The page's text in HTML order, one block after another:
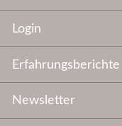
Login
Erfahrungsberichte
Newsletter